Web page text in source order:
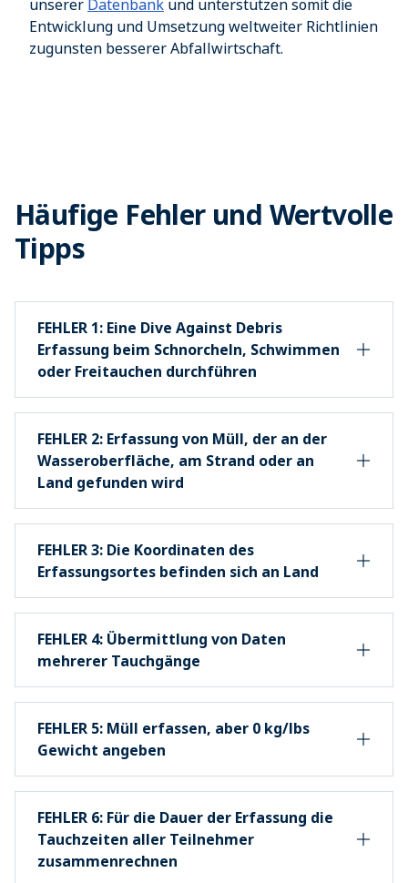
unserer Datenbank und unterstützen somit die
Entwicklung und Umsetzung weltweiter Richtlinien
zugunsten besserer Abfallwirtschaft.
Häufige Fehler und Wertvolle
Tipps
FEHLER 1: Eine Dive Against Debris
Erfassung beim Schnorcheln, Schwimmen
oder Freitauchen durchführen
FEHLER 2: Erfassung von Müll, der an der
Wasseroberfläche, am Strand oder an
Land gefunden wird
FEHLER 3: Die Koordinaten des
Erfassungsortes befinden sich an Land
FEHLER 4: Übermittlung von Daten
mehrerer Tauchgänge
FEHLER 5: Müll erfassen, aber 0 kg/lbs
Gewicht angeben
FEHLER 6: Für die Dauer der Erfassung die
Tauchzeiten aller Teilnehmer
zusammenrechnen